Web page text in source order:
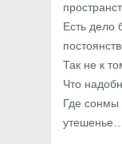
Есть дело
Так не к
Что
Где сонмы
утешенье…